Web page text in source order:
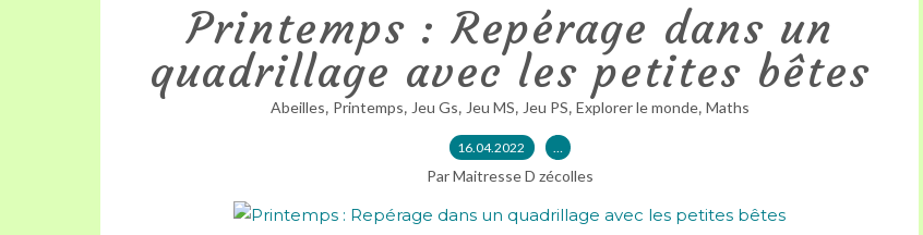
Printemps : Repérage dans un
quadrillage avec les petites bêtes
Abeilles, Printemps, Jeu Gs, Jeu MS, Jeu PS, Explorer le monde, Maths
16.04.2022 …
Par Maitresse D zécolles